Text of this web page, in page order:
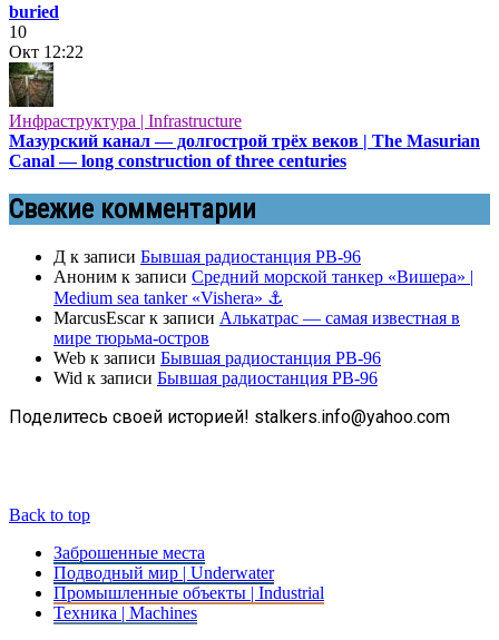
buried
10
Окт 12:22
Инфраструктура | Infrastructure
Мазурский канал — долгострой трёх веков | The Masurian
Canal — long construction of three centuries
Свежие комментарии
Д к записи Бывшая радиостанция РВ-96
Аноним к записи Средний морской танкер «Вишера» |
Medium sea tanker «Vishera» ⚓
MarcusEscarк записи Алькатрас — самая известная в
мире тюрьма-остров
Web к записи Бывшая радиостанция РВ-96
Wid к записи Бывшая радиостанция РВ-96
Поделитесь своей историей! stalkers.info@yahoo.com
Back to top
Заброшенные места
Подводный мир | Underwater
Промышленные объекты | Industrial
Техника | Machines